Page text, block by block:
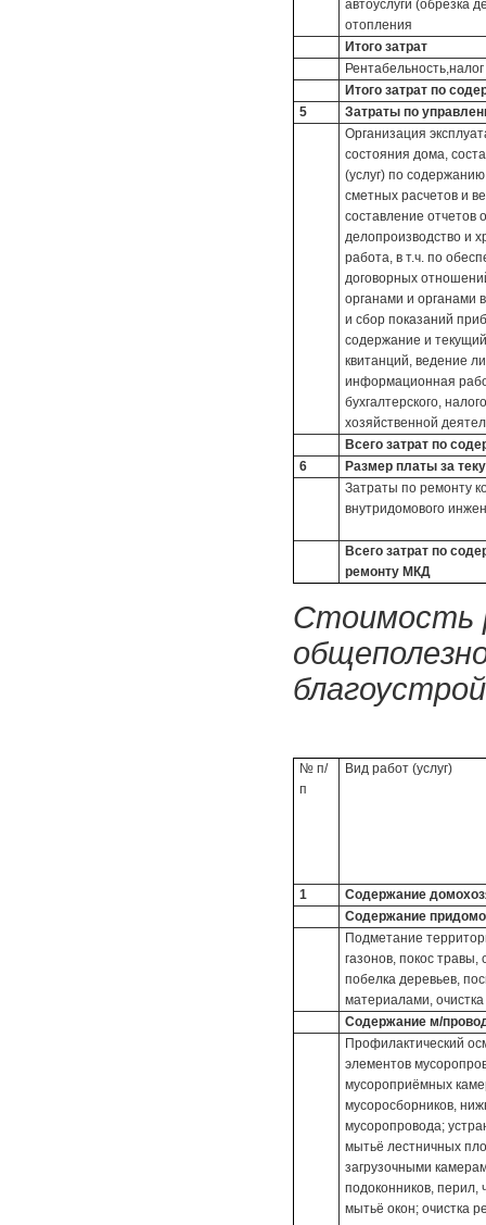
автоуслуги (обрезка
отопления
Итого затрат
Итого затрат по
5
Затраты по
Организация
состояния дома,
(услуг) по
сметных расчетов и
составление отчетов
делопроизводство и
работа, в т.ч. по
договорных
органами и органами
и сбор показаний
содержание и
квитанций, ведение
информационная
бухгалтерского,
хозяйственной
Всего затрат по
6
Размер платы за
Затраты по ремонту
внутридомового
Всего затрат по
ремонту МКД
Стоимость
№ п/
п
Вид работ (услуг)
1
Содержание
Содержание
Подметание
газонов, покос травы,
побелка деревьев,
материалами,
Содержание м/
Профилактический
элементов
мусороприёмных
мусоросборников,
мусоропровода;
мытьё лестничных
загрузочными
подоконников, перил,
мытьё окон; очистка